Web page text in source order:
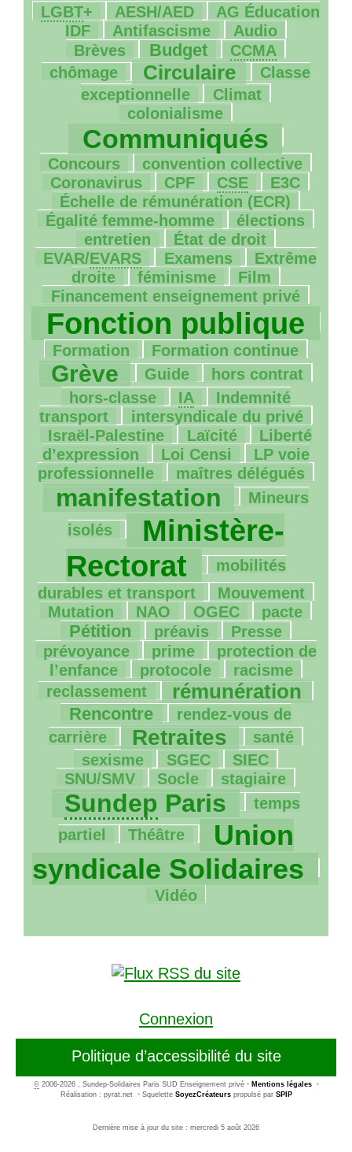
21/1181
LGBT+
86/1181 AESH/AED
9/1181 AG Éducation
IDF
121/1181 Antifascisme
28/1181 Audio
33/1181
Brèves
276/1181 Budget
176/1181 CCMA
8/1181
chômage
548/1181 Circulaire
143/1181
Classe
exceptionnelle
119/1181 Climat
42/1181
colonialisme
Communiqués
104/1181
Concours
18/1181 convention collective
65/1181
Coronavirus
4/1181 CPF
18/1181 CSE
9/1181 E3C
44/1181
Échelle de rémunération (ECR)
57/1181
Égalité femme-homme
98/1181 élections
4/1181
entretien
108/1181 État de droit
46/1181
EVAR/EVARS
116/1181 Examens
168/1181
Extrême
droite
184/1181 féminisme
48/1181 Film
43/1181
Financement enseignement privé
1181/1181
Fonction publique
198/1181
Formation
100/1181 Formation continue
781/1181
Grève
24/1181 Guide
13/1181 hors contrat
163/1181
hors-classe
14/1181 IA
9/1181
Indemnité
transport
28/1181 intersyndicale du privé
74/1181
Israël-Palestine
27/1181 Laïcité
140/1181
Liberté
d’expression
37/1181 Loi Censi
44/1181 LP voie
professionnelle
221/1181 maîtres délégués
852/1181
manifestation
129/1181
Mineurs
isolés
1142/1181
Ministère-
Rectorat
51/1181
mobilités
durables et transport
45/1181 Mouvement
32/1181
Mutation
4/1181 NAO
63/1181 OGEC
71/1181 pacte
381/1181
Pétition
107/1181 préavis
16/1181 Presse
97/1181
prévoyance
160/1181 prime
42/1181
protection de
l’enfance
4/1181 protocole
241/1181 racisme
164/1181
reclassement
583/1181 rémunération
377/1181
Rencontre
111/1181
rendez-vous de
carrière
731/1181 Retraites
154/1181 santé
166/1181
sexisme
SGEC
43/1181 SIEC
112/1181
SNU/SMV
10/1181 Socle
116/1181 stagiaire
901/1181
Sundep Paris
46/1181
temps
partiel
45/1181
Théâtre
1080/1181
Union
syndicale Solidaires
95/1181
Vidéo
Connexion
Politique d’accessibilité du site
©2006-2026 , Sundep-Solidaires Paris SUD Enseignement privé • Mentions légales
•
Réalisation : pyrat.net •Squelette SoyezCréateurspropulsé par SPIP
Dernière mise à jour du site : mercredi 5 août 2026